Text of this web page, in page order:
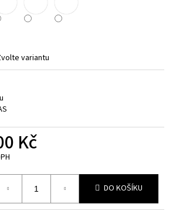
variantu
Kč
DO KOŠÍKU